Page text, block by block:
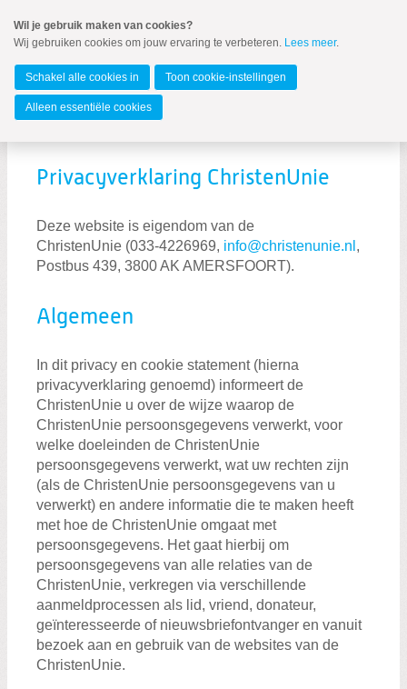
naar
Spring
de
inhoud
Spring
naar
Barendrecht
MENU
Zoeken
Privacyverklaring ChristenUnie
Deze website is eigendom van de
ChristenUnie (033-4226969, info@christenunie.nl ,
Postbus 439, 3800 AK AMERSFOORT).
Algemeen
In dit privacy en cookie statement (hierna
privacyverklaring genoemd) informeert de
ChristenUnie u over de wijze waarop de
ChristenUnie persoonsgegevens verwerkt, voor
welke doeleinden de ChristenUnie
persoonsgegevens verwerkt, wat uw rechten zijn
(als de ChristenUnie persoonsgegevens van u
verwerkt) en andere informatie die te maken heeft
met hoe de ChristenUnie omgaat met
persoonsgegevens. Het gaat hierbij om
persoonsgegevens van alle relaties van de
ChristenUnie, verkregen via verschillende
aanmeldprocessen als lid, vriend, donateur,
geïnteresseerde of nieuwsbriefontvanger en vanuit
bezoek aan en gebruik van de websites van de
ChristenUnie.
Wil je gebruik maken van cookies?
Wij gebruiken cookies om jouw ervaring te verbeteren. Lees meer.
Schakel alle cookies in Toon cookie-instellingen
Alleen essentiële cookies